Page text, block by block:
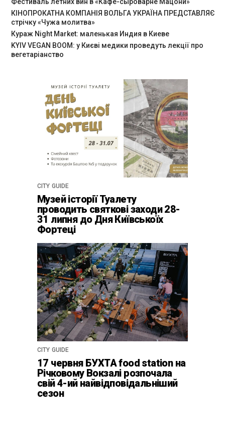
КІНОПРОКАТНА КОМПАНІЯ ВОЛЬГА УКРАЇНА ПРЕДСТАВЛЯЄ
стрічку «Чужа молитва»
Кураж Night Market: маленькая Индия в Киеве
KYIV VEGAN BOOM: у Києві медики проведуть лекції про
вегетаріанство
CITY GUIDE
Музей історії Туалету
проводить святкові заходи 28-
31 липня до Дня Київськоїх
Фортеці
CITY GUIDE
17 червня БУХТА food station на
Річковому Вокзалі розпочала
свій 4-ий найвідповідальніший
сезон